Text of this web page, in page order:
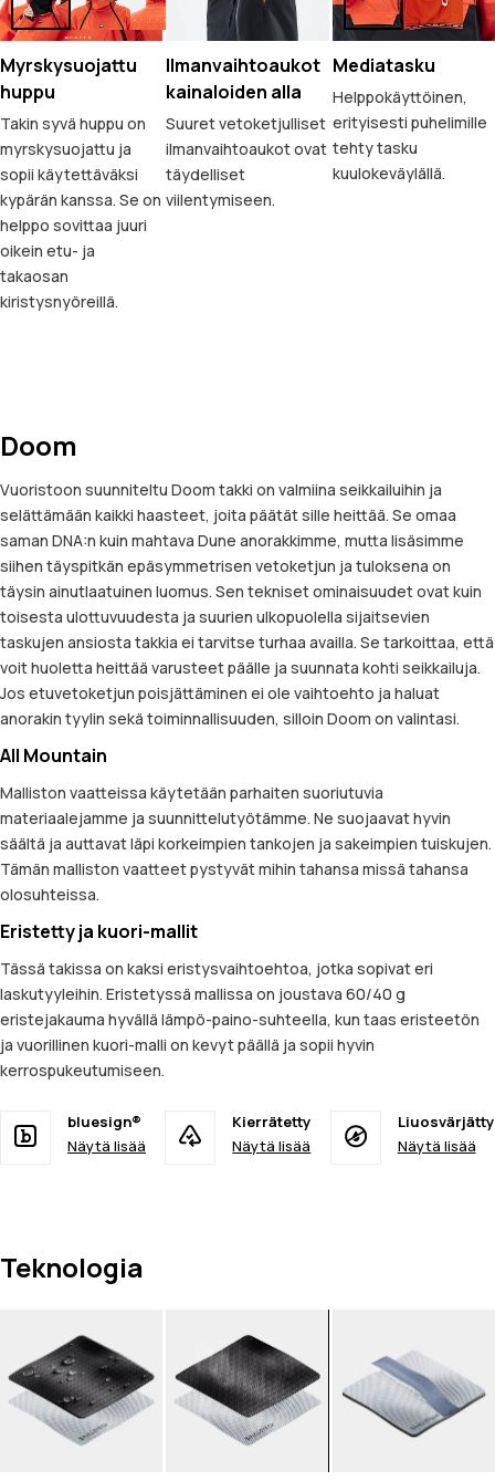
Myrskysuojattu
huppu
Takin syvä huppu on
myrskysuojattu ja
sopii käytettäväksi
kypärän kanssa. Se on
helppo sovittaa juuri
oikein etu- ja
takaosan
kiristysnyöreillä.
Ilmanvaihtoaukot
kainaloiden alla
Suuret vetoketjulliset
ilmanvaihtoaukot ovat
täydelliset
viilentymiseen.
Mediatasku
Helppokäyttöinen,
erityisesti puhelimille
tehty tasku
kuulokeväylällä.
Doom
Vuoristoon suunniteltu Doom takki on valmiina seikkailuihin ja
selättämään kaikki haasteet, joita päätät sille heittää. Se omaa
saman DNA:n kuin mahtava Dune anorakkimme, mutta lisäsimme
siihen täyspitkän epäsymmetrisen vetoketjun ja tuloksena on
täysin ainutlaatuinen luomus. Sen tekniset ominaisuudet ovat kuin
toisesta ulottuvuudesta ja suurien ulkopuolella sijaitsevien
taskujen ansiosta takkia ei tarvitse turhaa availla. Se tarkoittaa, että
voit huoletta heittää varusteet päälle ja suunnata kohti seikkailuja.
Jos etuvetoketjun poisjättäminen ei ole vaihtoehto ja haluat
anorakin tyylin sekä toiminnallisuuden, silloin Doom on valintasi.
All Mountain
Malliston vaatteissa käytetään parhaiten suoriutuvia
materiaalejamme ja suunnittelutyötämme. Ne suojaavat hyvin
säältä ja auttavat läpi korkeimpien tankojen ja sakeimpien tuiskujen.
Tämän malliston vaatteet pystyvät mihin tahansa missä tahansa
olosuhteissa.
Eristetty ja kuori-mallit
Tässä takissa on kaksi eristysvaihtoehtoa, jotka sopivat eri
laskutyyleihin. Eristetyssä mallissa on joustava 60/40 g
eristejakauma hyvällä lämpö-paino-suhteella, kun taas eristeetön
ja vuorillinen kuori-malli on kevyt päällä ja sopii hyvin
kerrospukeutumiseen.
bluesign®
Näytä lisää
Kierrätetty
Näytä lisää
Liuosvärjätty
Näytä lisää
Teknologia